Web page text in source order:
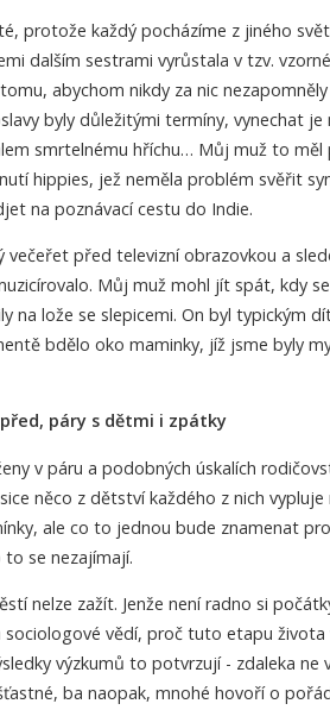
protože každý pocházíme z jiného
dalším sestrami vyrůstala v tzv.
abychom nikdy za nic
byly důležitými termíny, vynechat je
smrtelnému hříchu… Můj muž to měl
hippies, jež neměla problém svěřit
na poznávací cestu do Indie.
večeřet před televizní obrazovkou a
Můj muž mohl jít spát, kdy
na lože se slepicemi. On byl typickým
bdělo oko maminky, jíž jsme byly
páry s dětmi i zpátky
v páru a podobných úskalích
něco z dětství každého z nich vypluje
ale co to jednou bude znamenat
se nezajímají.
nelze zažít. Jenže není radno si
sociologové vědí, proč tuto etapu života
výzkumů to potvrzují - zdaleka ne
ba naopak, mnohé hovoří o